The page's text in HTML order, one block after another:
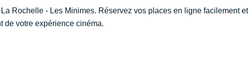
Rochelle - Les Minimes. Réservez vos places en ligne facilement
de votre expérience cinéma.